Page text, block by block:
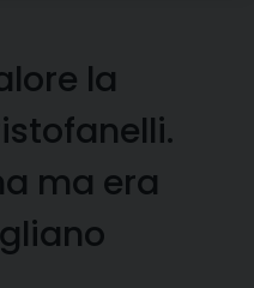
la
ma era